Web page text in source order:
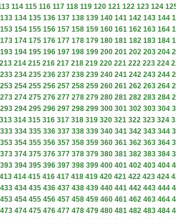
114 115 116 117 118 119 120 121 122 123 124
133 134 135 136 137 138 139 140 141 142 143 144
153 154 155 156 157 158 159 160 161 162 163 164
173 174 175 176 177 178 179 180 181 182 183 184
193 194 195 196 197 198 199 200 201 202 203 204
213 214 215 216 217 218 219 220 221 222 223 224
233 234 235 236 237 238 239 240 241 242 243 244
253 254 255 256 257 258 259 260 261 262 263 264
273 274 275 276 277 278 279 280 281 282 283 284
293 294 295 296 297 298 299 300 301 302 303 304
313 314 315 316 317 318 319 320 321 322 323 324
333 334 335 336 337 338 339 340 341 342 343 344
353 354 355 356 357 358 359 360 361 362 363 364
373 374 375 376 377 378 379 380 381 382 383 384
393 394 395 396 397 398 399 400 401 402 403 404
413 414 415 416 417 418 419 420 421 422 423 424
433 434 435 436 437 438 439 440 441 442 443 444
453 454 455 456 457 458 459 460 461 462 463 464
473 474 475 476 477 478 479 480 481 482 483 484